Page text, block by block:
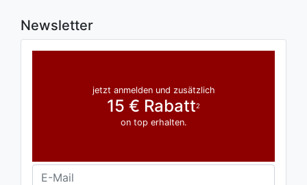
Newsletter
jetzt anmelden und zusätzlich
15 € Rabatt2
on top erhalten.